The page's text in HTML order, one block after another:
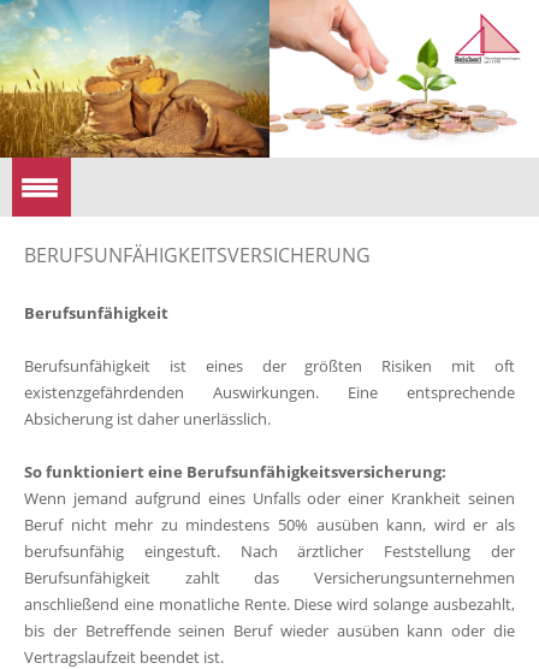
BERUFSUNFÄHIGKEITSVERSICHERUNG
Berufsunfähigkeit
Berufsunfähigkeit ist eines der größten Risiken mit oft
existenzgefährdenden Auswirkungen. Eine entsprechende
Absicherung ist daher unerlässlich.
So funktioniert eine Berufsunfähigkeitsversicherung:
Wenn jemand aufgrund eines Unfalls oder einer Krankheit seinen
Beruf nicht mehr zu mindestens 50% ausüben kann, wird er als
berufsunfähig eingestuft. Nach ärztlicher Feststellung der
Berufsunfähigkeit zahlt das Versicherungsunternehmen
anschließend eine monatliche Rente. Diese wird solange ausbezahlt,
bis der Betreffende seinen Beruf wieder ausüben kann oder die
Vertragslaufzeit beendet ist.